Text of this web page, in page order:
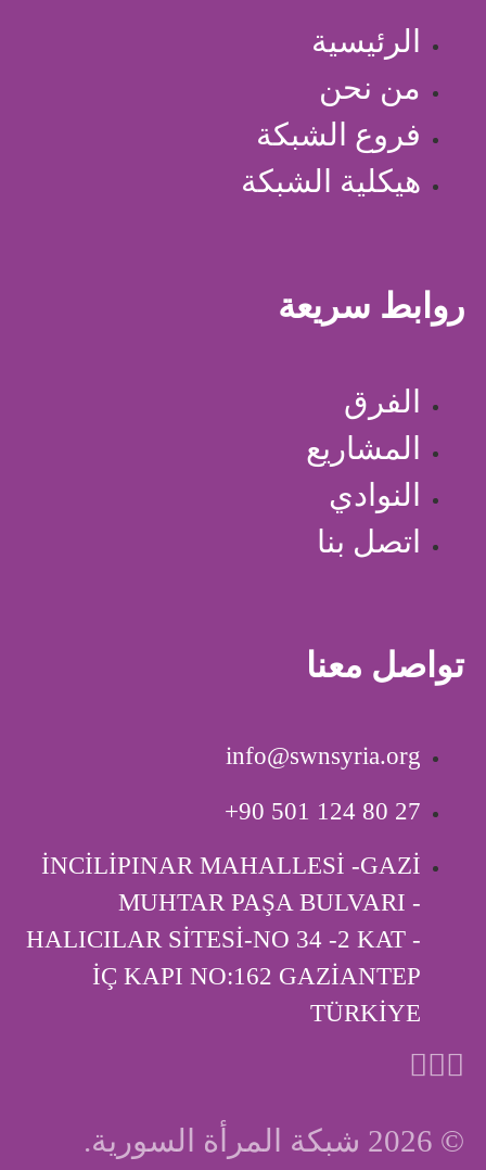
الرئيسية
من نحن
فروع الشبكة
هيكلية الشبكة
روابط سريعة
الفرق
المشاريع
النوادي
اتصل بنا
تواصل معنا
info@swnsyria.org
‎+90 501 124 80 27
İNCİLİPINAR MAHALLESİ -GAZİ
MUHTAR PAŞA BULVARI -
HALICILAR SİTESİ-NO 34 -2 KAT -
İÇ KAPI ‎NO:162 GAZİANTEP
TÜRKİYE
© 2026 شبكة المرأة السورية.